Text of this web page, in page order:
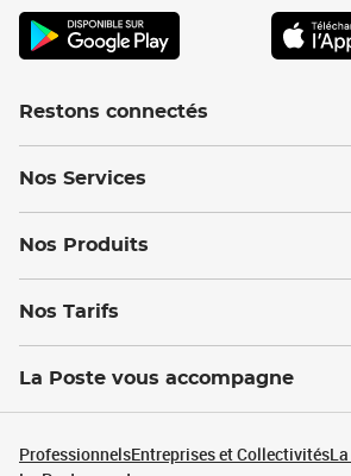
Restons connectés
Nos Services
Nos Produits
Nos Tarifs
La Poste vous accompagne
ProfessionnelsEntreprises et Collectivités